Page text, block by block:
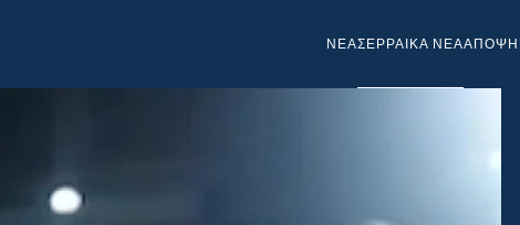
NEAΣΕΡΡΑΙΚΑ ΝΕΑΑΠΟΨΗ